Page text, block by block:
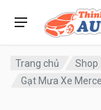
Trang chủ Shop